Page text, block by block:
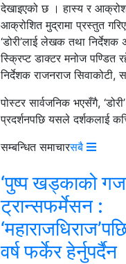
देखाइएको छ । हास्य र
आक्रोशित मुद्रामा प्रस्तुत
‘डोरी’लाई लेखक तथा निर्देशक
स्क्रिप्ट डाक्टर मनोज पण्डित
निर्देशक राजनराज
पोस्टर सार्वजनिक भएसँगै,
प्रदर्शनपछि यसले दर्शकलाई
सम्बन्धित समाचारसबै
‘पुष्प खड्काको
ट्रान्सफर्मेसन :
वर्ष फर्केर हेर्नुपर्दैन